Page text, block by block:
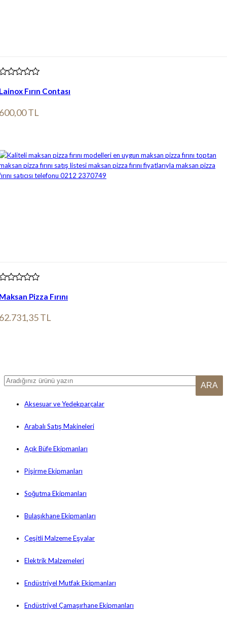
Fırın Contası
TL
Pizza Fırını
TL
Aksesuar ve Yedekparçalar
Arabalı Satış Makineleri
Açık Büfe Ekipmanları
Pişirme Ekipmanları
Soğutma Ekipmanları
Bulaşıkhane Ekipmanları
Çeşitli Malzeme Eşyalar
Elektrik Malzemeleri
Endüstriyel Mutfak Ekipmanları
Endüstriyel Çamaşırhane Ekipmanları